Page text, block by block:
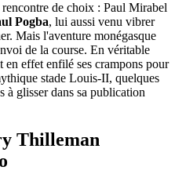
de choix : Paul Mirabel
Pogba, lui aussi venu vibrer
Mais l'aventure monégasque
de la course. En véritable
effet enfilé ses crampons pour
stade Louis-II, quelques
à glisser dans sa publication
Thilleman